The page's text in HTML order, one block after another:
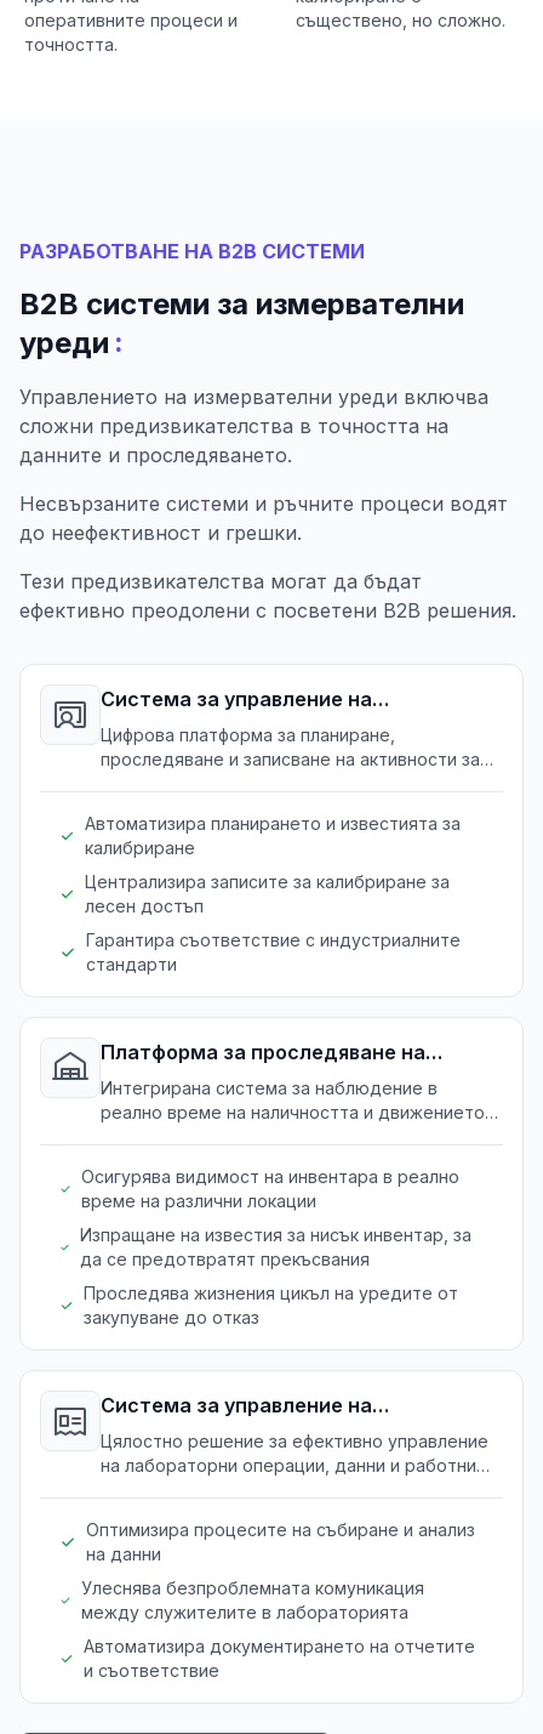
оперативните процеси и
точността.
съществено, но сложно.
РАЗРАБОТВАНЕ НА B2B СИСТЕМИ
B2B системи за измервателни
уреди :
Управлението на измервателни уреди включва
сложни предизвикателства в точността на
данните и проследяването.
Несвързаните системи и ръчните процеси водят
до неефективност и грешки.
Тези предизвикателства могат да бъдат
ефективно преодолени с посветени B2B решения.
Система за управление на
калибриране
Цифрова платформа за планиране,
проследяване и записване на активности за
Автоматизира планирането и известията за
калибриране
Централизира записите за калибриране за
лесен достъп
Гарантира съответствие с индустриалните
стандарти
Платформа за проследяване на
инвентар
Интегрирана система за наблюдение в
реално време на наличността и движението
Осигурява видимост на инвентара в реално
време на различни локации
Изпращане на известия за нисък инвентар, за
да се предотвратят прекъсвания
Проследява жизнения цикъл на уредите от
закупуване до отказ
Система за управление на
лаборатории
Цялостно решение за ефективно управление
на лабораторни операции, данни и работни
Оптимизира процесите на събиране и анализ
на данни
Улеснява безпроблемната комуникация
между служителите в лабораторията
Автоматизира документирането на отчетите
и съответствие